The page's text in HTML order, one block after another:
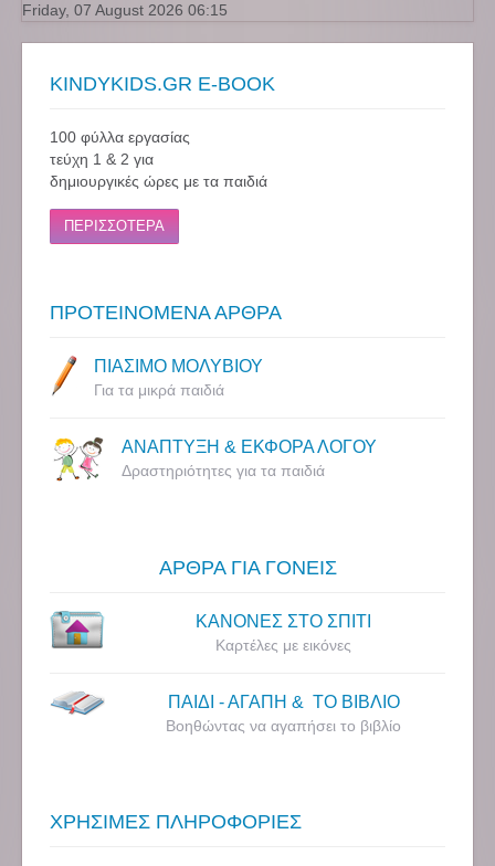
Friday, 07 August 2026 06:15
KINDYKIDS.GR E-BOOK
100 φύλλα εργασίας
τεύχη 1 & 2 για
δημιουργικές ώρες με τα παιδιά
ΠΕΡΙΣΣΟΤΕΡΑ
ΠΡΟΤΕΙΝΟΜΕΝΑ ΑΡΘΡΑ
ΠΙΑΣΙΜΟ ΜΟΛΥΒΙΟΥ
Για τα μικρά παιδιά
ΑΝΑΠΤΥΞΗ & ΕΚΦΟΡΑ ΛΟΓΟΥ
Δραστηριότητες για τα παιδιά
ΑΡΘΡΑ ΓΙΑ ΓΟΝΕΙΣ
ΚΑΝΟΝΕΣ ΣΤΟ ΣΠΙΤΙ
Καρτέλες με εικόνες
ΠΑΙΔΙ - ΑΓΑΠΗ & ΤΟ ΒΙΒΛΙΟ
Βοηθώντας να αγαπήσει το βιβλίο
ΧΡΗΣΙΜΕΣ ΠΛΗΡΟΦΟΡΙΕΣ